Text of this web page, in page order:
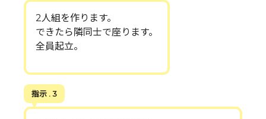
2人組を作ります。
できたら隣同士で座ります。
全員起立。
指示 . 3